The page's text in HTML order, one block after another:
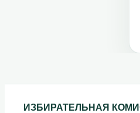
ИЗБИРАТЕЛЬНАЯ